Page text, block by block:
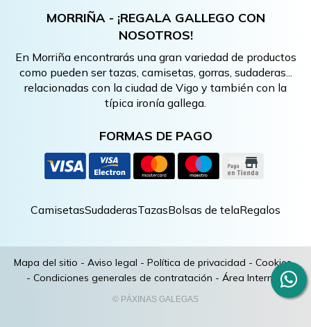
MORRIÑA - ¡REGALA GALLEGO CON
NOSOTROS!
En Morriña encontrarás una gran variedad de productos
como pueden ser tazas, camisetas, gorras, sudaderas...
relacionadas con la ciudad de Vigo y también con la
típica ironía gallega.
FORMAS DE PAGO
CamisetasSudaderasTazasBolsas de telaRegalos
Mapa del sitio - Aviso legal - Política de privacidad - Cookies
- Condiciones generales de contratación - Área Interna
© PÁXINAS GALEGAS